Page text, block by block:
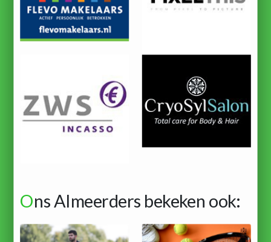
Ons Almeerders bekeken ook: